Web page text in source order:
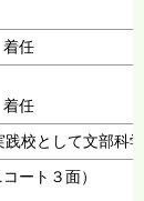
任
任
校として文部科
ート３面）